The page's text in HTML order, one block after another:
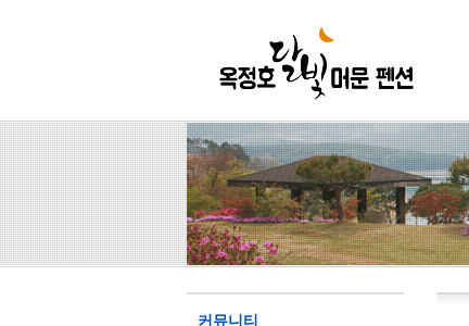
커뮤니티